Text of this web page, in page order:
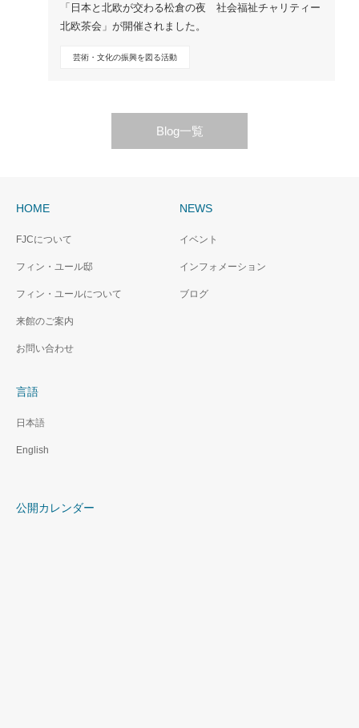
「日本と北欧が交わる松倉の夜 社会福祉チャリティー
北欧茶会」が開催されました。
芸術・文化の振興を図る活動
Blog一覧
HOME
FJCについて
フィン・ユール邸
フィン・ユールについて
来館のご案内
お問い合わせ
NEWS
イベント
インフォメーション
ブログ
言語
日本語
English
公開カレンダー